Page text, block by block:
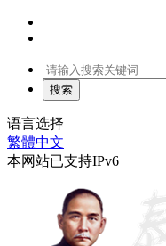
语言选择
繁體中文
本网站已支持IPv6